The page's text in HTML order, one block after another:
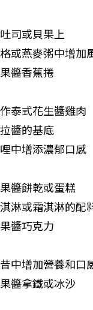
司或貝果上
或燕麥粥中增加
醬香蕉捲
泰式花生醬雞肉
醬的基底
中增添濃郁口感
醬餅乾或蛋糕
淋或霜淇淋的配
醬巧克力
中增加營養和口
醬拿鐵或冰沙